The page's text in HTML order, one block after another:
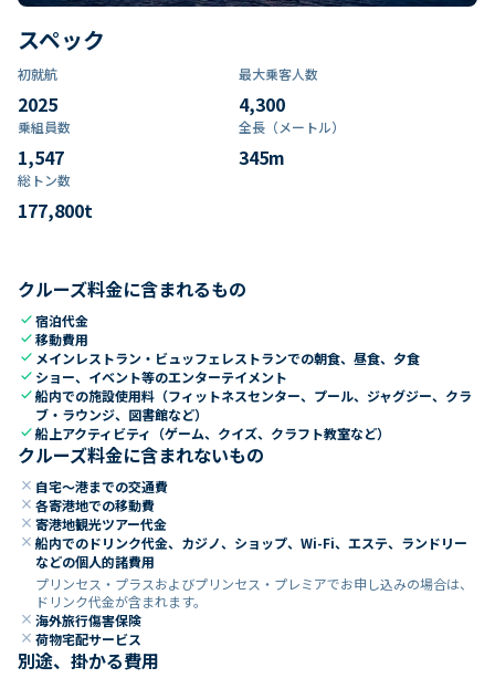
スペック
初就航
2025
最大乗客人数
4,300
乗組員数​
1,547
全長（メートル）
345m
総トン数​
177,800t
クルーズ料金に含まれるもの
check宿泊代金
check移動費用
check メインレストラン・ビュッフェレストランでの朝食、昼食、夕食
check ショー、イベント等のエンターテイメント
check船内での施設使用料（フィットネスセンター、プール、ジャグジー、クラ
ブ・ラウンジ、図書館など）
check船上アクティビティ（ゲーム、クイズ、クラフト教室など）
クルーズ料金に含まれないもの
close 自宅～港までの交通費
close 各寄港地での移動費
close 寄港地観光ツアー代金
close 船内でのドリンク代金、カジノ、ショップ、Wi-Fi、エステ、ランドリー
などの個人的諸費用
プリンセス・プラスおよびプリンセス・プレミアでお申し込みの場合は、
ドリンク代金が含まれます。
close 海外旅行傷害保険
close 荷物宅配サービス
別途、掛かる費用